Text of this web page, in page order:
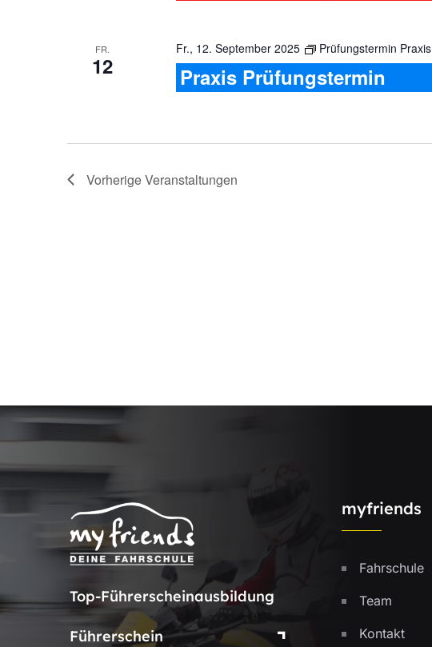
FR.
12
Fr., 12. September 2025 Prüfungstermin Praxis
Praxis Prüfungstermin
VorherigeVeranstaltungen
Top-Führerscheinausbildung
Führerschein
myfriends
Fahrschule
Team
Kontakt